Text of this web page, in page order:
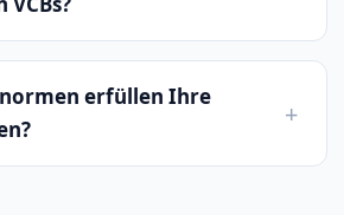
erfüllen Ihre